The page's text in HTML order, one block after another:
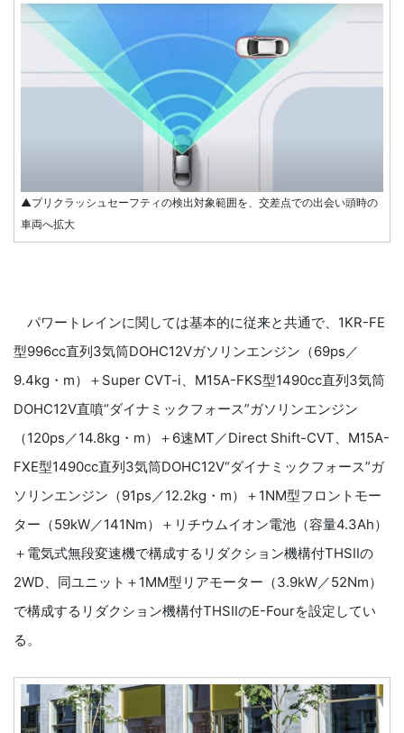
▲プリクラッシュセーフティの検出対象範囲を、交差点での出会い頭時の
車両へ拡大
パワートレインに関しては基本的に従来と共通で、1KR-FE
型996cc直列3気筒DOHC12Vガソリンエンジン（69ps／
9.4kg・m）＋Super CVT-i、M15A-FKS型1490cc直列3気筒
DOHC12V直噴“ダイナミックフォース”ガソリンエンジン
（120ps／14.8kg・m）＋6速MT／Direct Shift-CVT、M15A-
FXE型1490cc直列3気筒DOHC12V“ダイナミックフォース”ガ
ソリンエンジン（91ps／12.2kg・m）＋1NM型フロントモー
ター（59kW／141Nm）＋リチウムイオン電池（容量4.3Ah）
＋電気式無段変速機で構成するリダクション機構付THSⅡの
2WD、同ユニット＋1MM型リアモーター（3.9kW／52Nm）
で構成するリダクション機構付THSⅡのE-Fourを設定してい
る。